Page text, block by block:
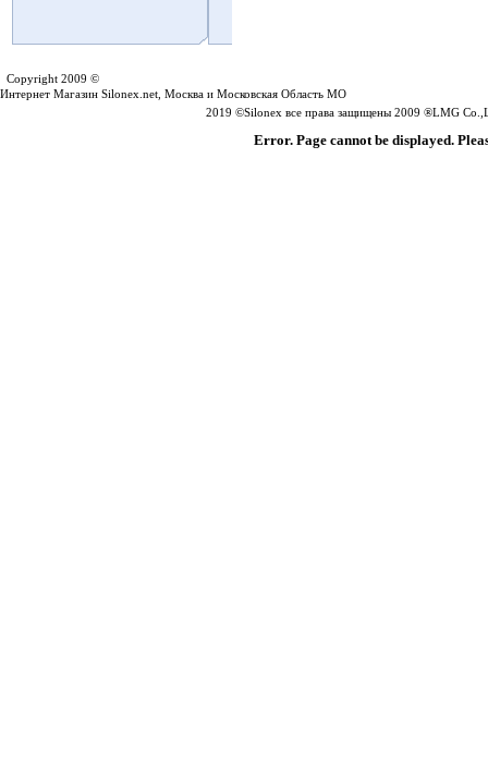
Copyright 2009 ©
Интернет Магазин Silonex.net, Москва и Московская Область МО
2019 ©Silonex все права защищены 2009 ®LMG
Error. Page cannot be displayed.